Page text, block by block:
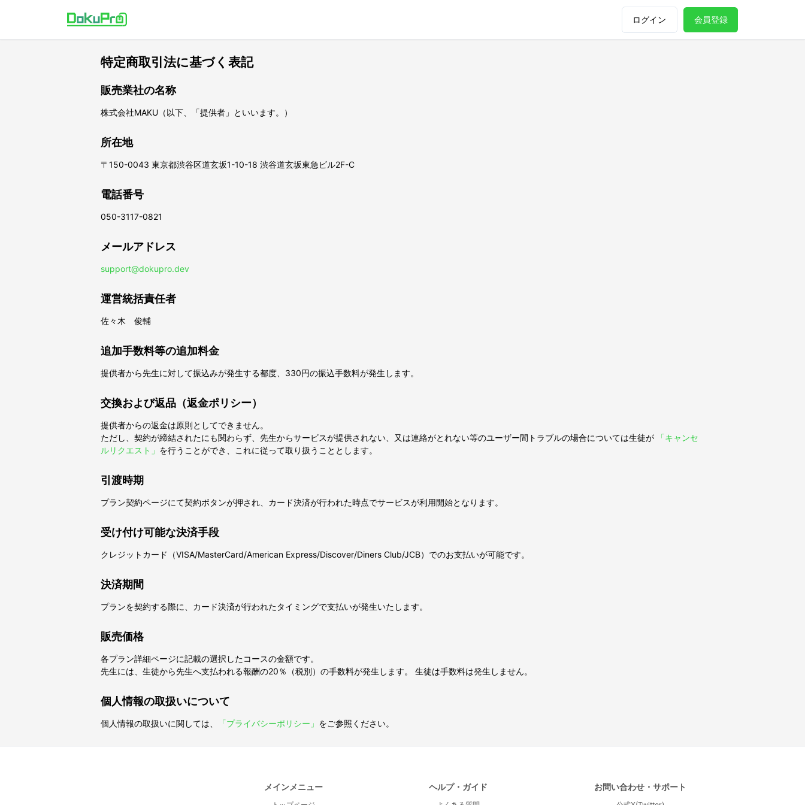
ログイン 会員登録
特定商取引法に基づく表記
販売業社の名称
株式会社MAKU（以下、「提供者」といいます。）
所在地
〒150-0043 東京都渋谷区道玄坂1-10-18 渋谷道玄坂東急ビル2F-C
電話番号
050-3117-0821
メールアドレス
support@dokupro.dev
運営統括責任者
佐々木 俊輔
追加手数料等の追加料金
提供者から先生に対して振込みが発生する都度、330円の振込手数料が発生します。
交換および返品（返金ポリシー）
提供者からの返金は原則としてできません。
ただし、契約が締結されたにも関わらず、先生からサービスが提供されない、又は連絡がとれない等のユーザー間トラブルの場合については生徒が
「キャンセ
ルリクエスト」 を行うことができ、これに従って取り扱うこととします。
引渡時期
プラン契約ページにて契約ボタンが押され、カード決済が行われた時点でサービスが利用開始となります。
受け付け可能な決済手段
クレジットカード（VISA/MasterCard/American Express/Discover/Diners Club/JCB）でのお支払いが可能です。
決済期間
プランを契約する際に、カード決済が行われたタイミングで支払いが発生いたします。
販売価格
各プラン詳細ページに記載の選択したコースの金額です。
先生には、生徒から先生へ支払われる報酬の20％（税別）の手数料が発生します。 生徒は手数料は発生しません。
個人情報の取扱いについて
個人情報の取扱いに関しては、 「プライバシーポリシー」 をご参照ください。
メインメニュー ヘルプ・ガイド お問い合わせ・サポート